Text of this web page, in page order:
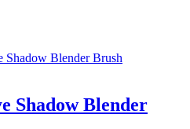
Shadow Blender